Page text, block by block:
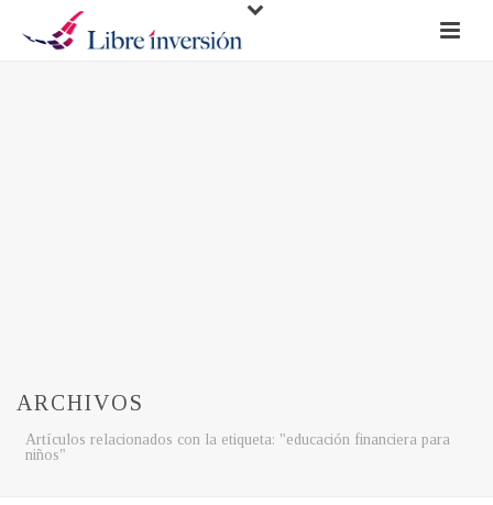
ARCHIVOS
Artículos relacionados con la etiqueta: "educación financiera para
niños"